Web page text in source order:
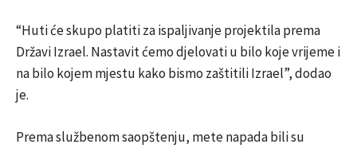
“Huti će skupo platiti za ispaljivanje projektila prema
Državi Izrael. Nastavit ćemo djelovati u bilo koje vrijeme i
na bilo kojem mjestu kako bismo zaštitili Izrael”, dodao
je.
Prema službenom saopštenju, mete napada bili su